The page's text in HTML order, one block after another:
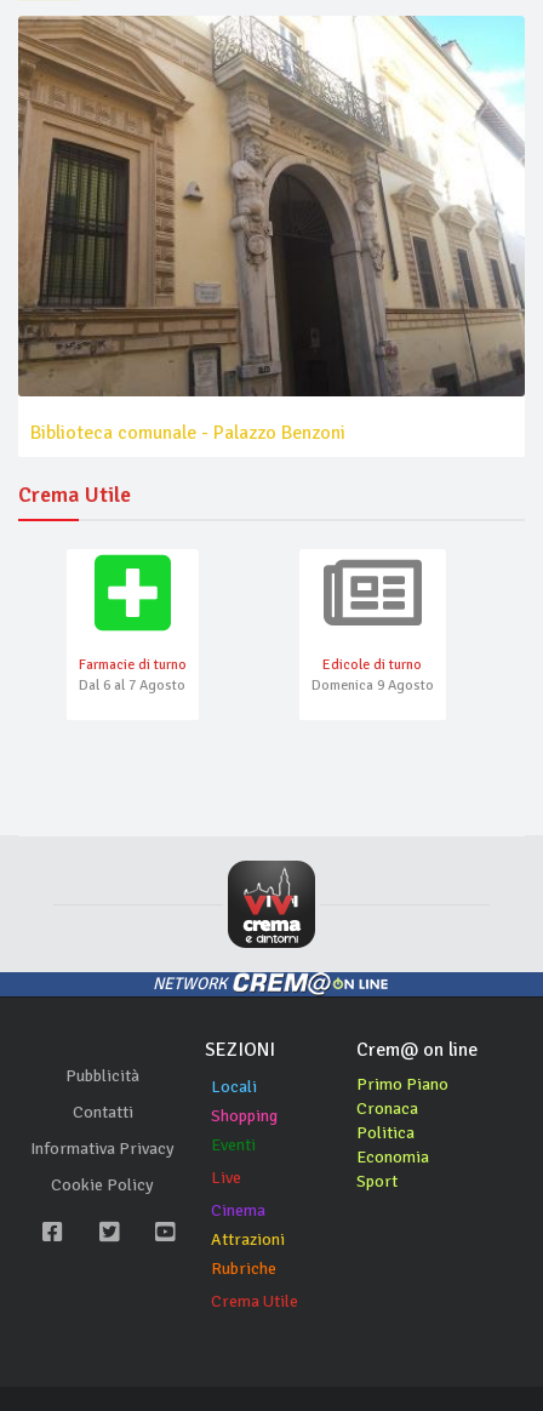
Biblioteca comunale - Palazzo Benzoni
Crema Utile
Farmacie di turno
Dal 6 al 7 Agosto
Edicole di turno
Domenica 9 Agosto
NETWORK
Pubblicità
Contatti
Informativa Privacy
Cookie Policy
SEZIONI
Locali
Shopping
Eventi
Live
Cinema
Attrazioni
Rubriche
Crema Utile
Crem@ on line
Primo Piano
Cronaca
Politica
Economia
Sport